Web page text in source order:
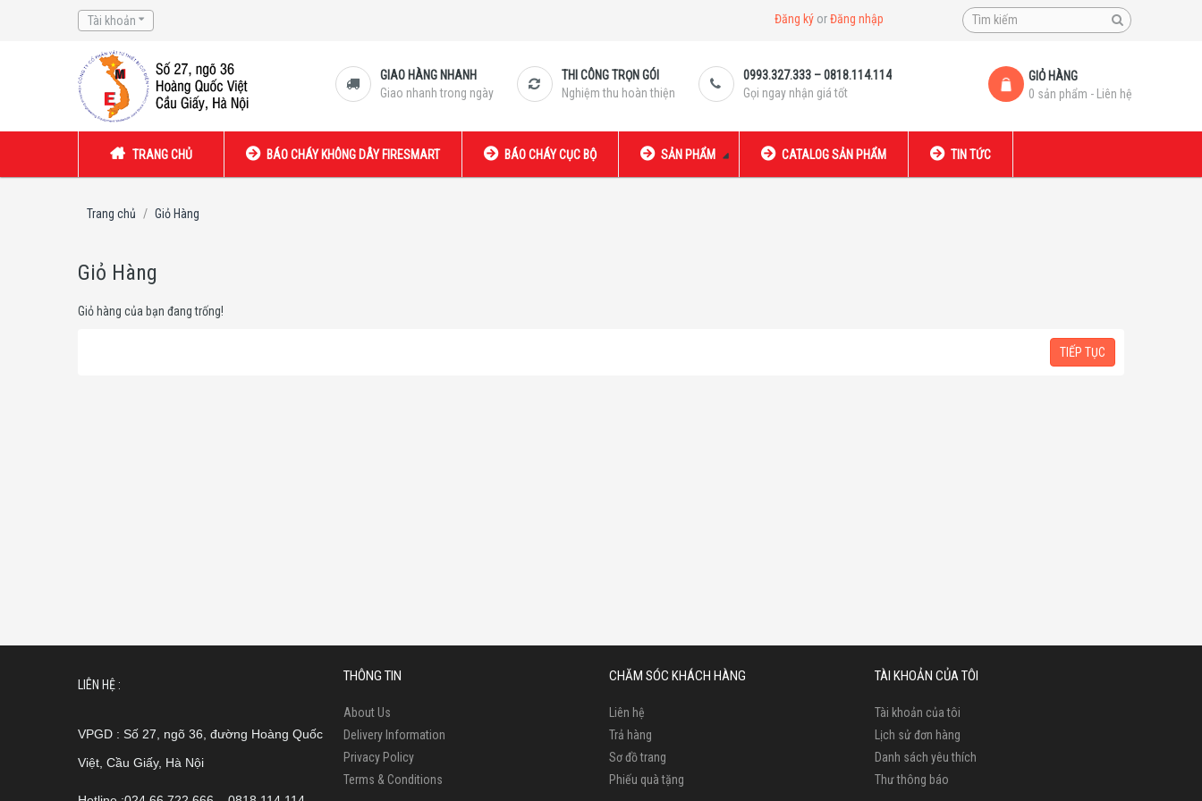
Tài khoản Đăng kýorĐăng nhập
GIAO HÀNG NHANH
Giao nhanh trong ngày
THI CÔNG TRỌN GÓI
Nghiệm thu hoàn thiện
0993.327.333 – 0818.114.114
Gọi ngay nhận giá tốt
GIỎ HÀNG
0 sản phẩm - Liên hệ
TRANG CHỦ BÁO CHÁY KHÔNG DÂY FIRESMART BÁO CHÁY CỤC BỘ SẢN PHẨM CATALOG SẢN PHẨM TIN TỨC
Trang chủ Giỏ Hàng
Giỏ Hàng
Giỏ hàng của bạn đang trống!
TIẾP TỤC
LIÊN HỆ :
VPGD : Số 27, ngõ 36, đường Hoàng Quốc
Việt, Cầu Giấy, Hà Nội
THÔNG TIN
About Us
Delivery Information
Privacy Policy
Terms & Conditions
CHĂM SÓC KHÁCH HÀNG
Liên hệ
Trả hàng
Sơ đồ trang
Phiếu quà tặng
TÀI KHOẢN CỦA TÔI
Tài khoản của tôi
Lịch sử đơn hàng
Danh sách yêu thích
Thư thông báo